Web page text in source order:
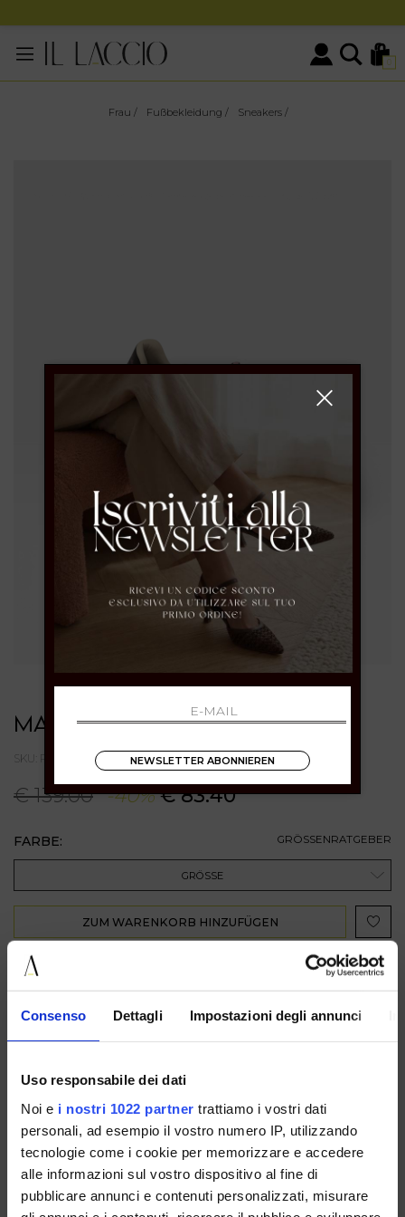
Consenso Dettagli Impostazioni degli annunci
Uso responsabile dei dati
Noi e i nostri 1022 partner trattiamo i vostri dati
personali, ad esempio il vostro numero IP, utilizzando
tecnologie come i cookie per memorizzare e accedere
alle informazioni sul vostro dispositivo al fine di
pubblicare annunci e contenuti personalizzati, misurare
0
Frau / Fußbekleidung / Sneakers/
MARIPE'
SKU: PURECOMBIBEIGE/BORDEAUX
€ 139.00 -40% € 83.40
FARBE: GRÖSSENRATGEBER
GRÖSSE
ZUM WARENKORB HINZUFÜGEN
PURECOMBIBLUE/GOLDPURECOMBIBROWN PURECOMBIBURGUNDY
NEWSLETTER ABONNIEREN